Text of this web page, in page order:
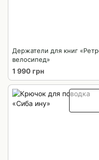
Держатели для книг
велосипед»
1 990 грн